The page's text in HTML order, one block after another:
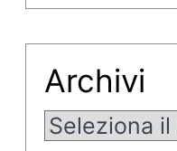
Archivi
Archivi